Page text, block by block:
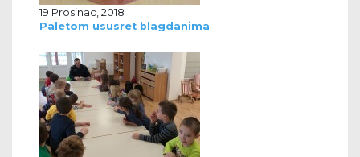
19 Prosinac, 2018
Paletom ususret blagdanima